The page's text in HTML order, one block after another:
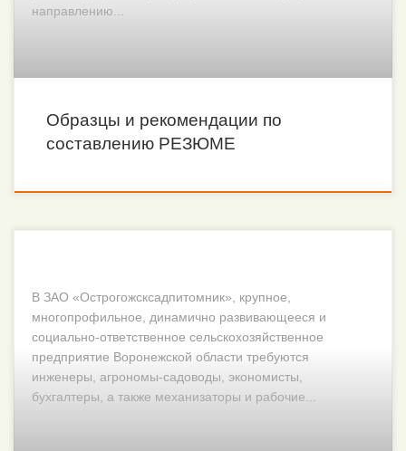
направлению...
Образцы и рекомендации по
составлению РЕЗЮМЕ
В ЗАО «Острогожсксадпитомник», крупное,
многопрофильное, динамично развивающееся и
социально-ответственное сельскохозяйственное
предприятие Воронежской области требуются
инженеры, агрономы-садоводы, экономисты,
бухгалтеры, а также механизаторы и рабочие...